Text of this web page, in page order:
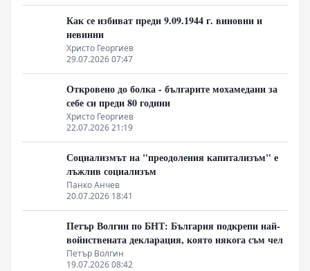
Как се избиват преди 9.09.1944 г. виновни и
невинни
Христо Георгиев
29.07.2026 07:47
Откровено до болка - българите мохамедани за
себе си преди 80 години
Христо Георгиев
22.07.2026 21:19
Социализмът на "преодоления капитализъм" е
лъжлив социализъм
Панко Анчев
20.07.2026 18:41
Петър Волгин по БНТ: България подкрепи най-
войнствената декларация, която някога съм чел
Петър Волгин
19.07.2026 08:42